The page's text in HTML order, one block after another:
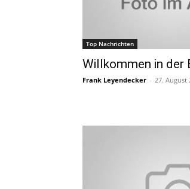
Top Nachrichten
Willkommen in der
Frank Leyendecker - 27. August